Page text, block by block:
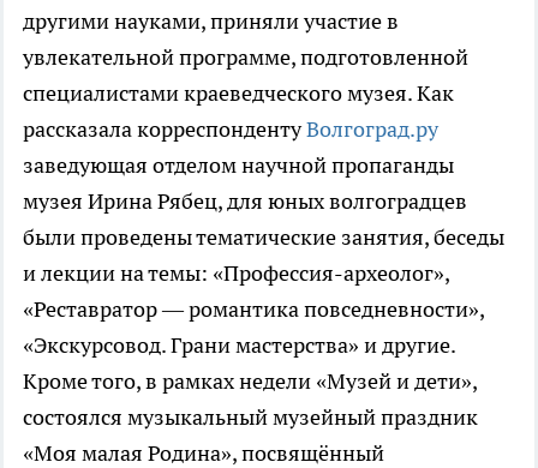
другими науками, приняли участие в
увлекательной программе, подготовленной
специалистами краеведческого музея. Как
рассказала корреспондентуВолгоград.ру
заведующая отделом научной пропаганды
музея Ирина Рябец, для юных волгоградцев
были проведены тематические занятия, беседы
и лекции на темы: «Профессия-археолог»,
«Реставратор — романтика повседневности»,
«Экскурсовод. Грани мастерства» и другие.
Кроме того, в рамках недели «Музей и дети»,
состоялся музыкальный музейный праздник
«Моя малая Родина», посвящённый